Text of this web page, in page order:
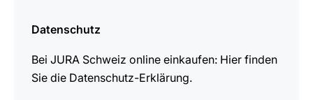
Datenschutz
Bei JURA Schweiz online einkaufen: Hier finden
Sie die Datenschutz-Erklärung.